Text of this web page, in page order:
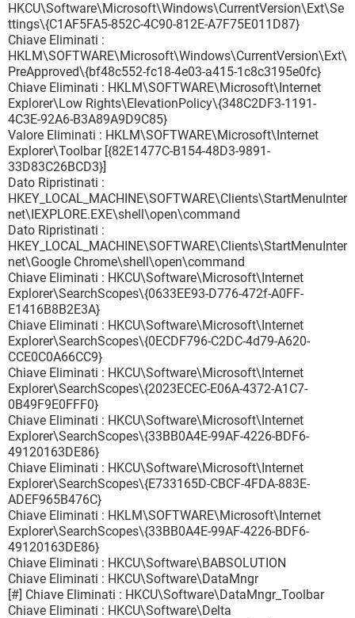
HKCU\Software\Microsoft\Windows\CurrentVersion\Ext\Se
ttings\{C1AF5FA5-852C-4C90-812E-A7F75E011D87}
Chiave Eliminati :
HKLM\SOFTWARE\Microsoft\Windows\CurrentVersion\Ext\
PreApproved\{bf48c552-fc18-4e03-a415-1c8c3195e0fc}
Chiave Eliminati : HKLM\SOFTWARE\Microsoft\Internet
Explorer\Low Rights\ElevationPolicy\{348C2DF3-1191-
4C3E-92A6-B3A89A9D9C85}
Valore Eliminati : HKLM\SOFTWARE\Microsoft\Internet
Explorer\Toolbar [{82E1477C-B154-48D3-9891-
33D83C26BCD3}]
Dato Ripristinati :
HKEY_LOCAL_MACHINE\SOFTWARE\Clients\StartMenuInter
net\IEXPLORE.EXE\shell\open\command
Dato Ripristinati :
HKEY_LOCAL_MACHINE\SOFTWARE\Clients\StartMenuInter
net\Google Chrome\shell\open\command
Chiave Eliminati : HKCU\Software\Microsoft\Internet
Explorer\SearchScopes\{0633EE93-D776-472f-A0FF-
E1416B8B2E3A}
Chiave Eliminati : HKCU\Software\Microsoft\Internet
Explorer\SearchScopes\{0ECDF796-C2DC-4d79-A620-
CCE0C0A66CC9}
Chiave Eliminati : HKCU\Software\Microsoft\Internet
Explorer\SearchScopes\{2023ECEC-E06A-4372-A1C7-
0B49F9E0FFF0}
Chiave Eliminati : HKCU\Software\Microsoft\Internet
Explorer\SearchScopes\{33BB0A4E-99AF-4226-BDF6-
49120163DE86}
Chiave Eliminati : HKCU\Software\Microsoft\Internet
Explorer\SearchScopes\{E733165D-CBCF-4FDA-883E-
ADEF965B476C}
Chiave Eliminati : HKLM\SOFTWARE\Microsoft\Internet
Explorer\SearchScopes\{33BB0A4E-99AF-4226-BDF6-
49120163DE86}
Chiave Eliminati : HKCU\Software\BABSOLUTION
Chiave Eliminati : HKCU\Software\DataMngr
[#] Chiave Eliminati : HKCU\Software\DataMngr_Toolbar
Chiave Eliminati : HKCU\Software\Delta